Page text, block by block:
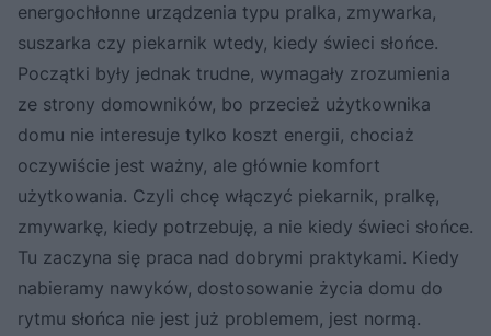
energochłonne urządzenia typu pralka, zmywarka,
suszarka czy piekarnik wtedy, kiedy świeci słońce.
Początki były jednak trudne, wymagały zrozumienia
ze strony domowników, bo przecież użytkownika
domu nie interesuje tylko koszt energii, chociaż
oczywiście jest ważny, ale głównie komfort
użytkowania. Czyli chcę włączyć piekarnik, pralkę,
zmywarkę, kiedy potrzebuję, a nie kiedy świeci słońce.
Tu zaczyna się praca nad dobrymi praktykami. Kiedy
nabieramy nawyków, dostosowanie życia domu do
rytmu słońca nie jest już problemem, jest normą.